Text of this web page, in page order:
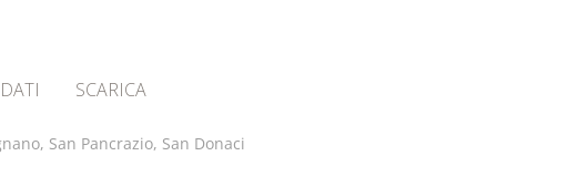
SCARICA
San Pancrazio, San Donaci